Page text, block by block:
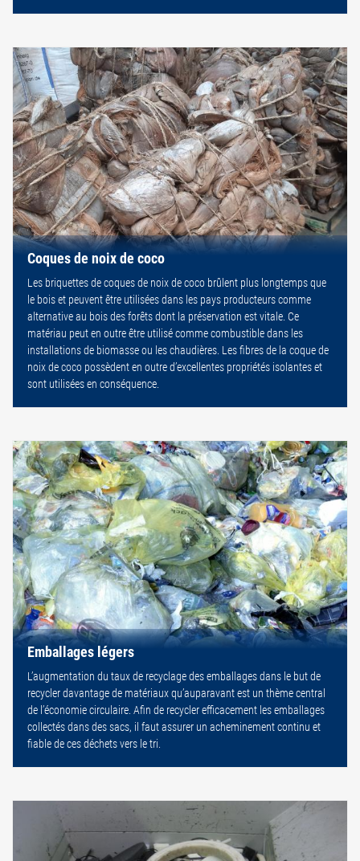
Coques de noix de coco
Les briquettes de coques de noix de coco brûlent plus longtemps que
le bois et peuvent être utilisées dans les pays producteurs comme
alternative au bois des forêts dont la préservation est vitale. Ce
matériau peut en outre être utilisé comme combustible dans les
installations de biomasse ou les chaudières. Les fibres de la coque de
noix de coco possèdent en outre d’excellentes propriétés isolantes et
sont utilisées en conséquence.
Emballages légers
L’augmentation du taux de recyclage des emballages dans le but de
recycler davantage de matériaux qu’auparavant est un thème central
de l’économie circulaire. Afin de recycler efficacement les emballages
collectés dans des sacs, il faut assurer un acheminement continu et
fiable de ces déchets vers le tri.